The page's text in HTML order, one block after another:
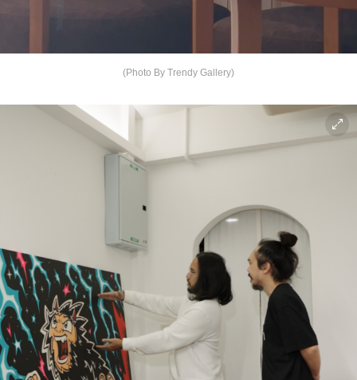
(Photo By Trendy Gallery)